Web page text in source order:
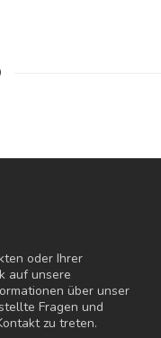
oder Ihrer
auf unsere
über unser
Fragen und
zu treten.